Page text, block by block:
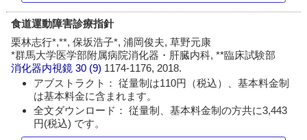
食道運動障害診療指針
栗林志行*,**, 保坂浩子*, 浦岡俊夫, 草野元康
*群馬大学医学部附属病院消化器・肝臓内科, **臨床試験部
消化器内視鏡 30 (9) 1174-1176, 2018.
アブストラクト： 従量制は110円（税込）、基本料金制
は基本料金に含まれます。
全文ダウンロード： 従量制、基本料金制の方共に3,443
円(税込) です。